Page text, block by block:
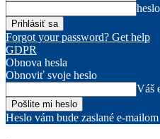
heslo
Forgot your password? Get help
GDPR
Obnova hesla
Obnoviť svoje heslo
Váš
Heslo vám bude zaslané e-mailom